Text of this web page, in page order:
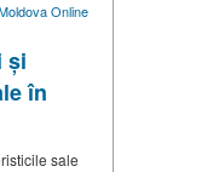
Online
și
în
sale